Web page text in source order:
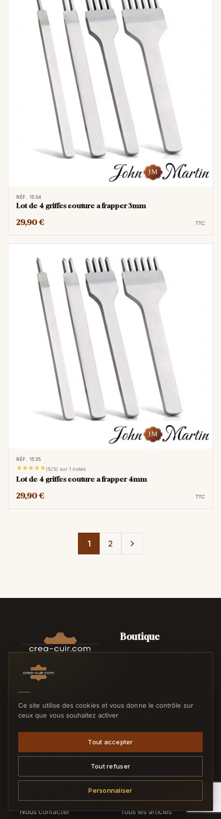
RÉF. 1534
Lot de 4 griffes couture a frapper 3mm
29,90 € TTC
RÉF. 1535
(5/5) sur 1 notes
Lot de 4 griffes couture a frapper 4mm
29,90 € TTC
1 2
L'outillage et les
matières pour les
artisans maroquiniers,
selliers et passionnés du
Boutique
Promotions
Chèques cadeaux
Nous contacter
Blog
Tous les articles
Ce site utilise des cookies et vous donne le contrôle sur
ceux que vous souhaitez activer
Tout accepter
Tout refuser
Personnaliser